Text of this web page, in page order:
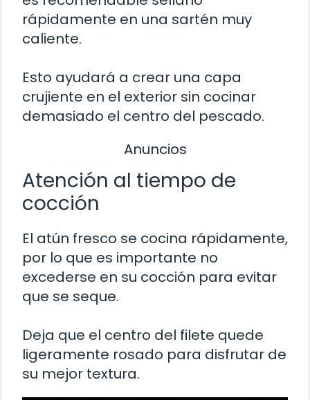
rápidamente en una sartén muy
caliente.
Esto ayudará a crear una capa
crujiente en el exterior sin cocinar
demasiado el centro del pescado.
Anuncios
Atención al tiempo de
cocción
El atún fresco se cocina rápidamente,
por lo que es importante no
excederse en su cocción para evitar
que se seque.
Deja que el centro del filete quede
ligeramente rosado para disfrutar de
su mejor textura.